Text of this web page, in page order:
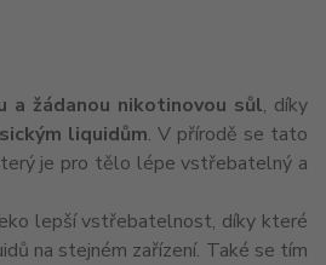
a žádanou nikotinovou sůl, díky
liquidům. V přírodě se tato
je pro tělo lépe vstřebatelný a
lepší vstřebatelnost, díky které
na stejném zařízení. Také se tím